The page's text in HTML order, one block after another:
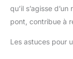
qu’il s’agisse
pont, contribue à
Les astuces pour